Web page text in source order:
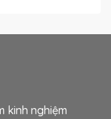
kinh nghiệm